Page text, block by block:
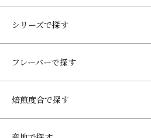
シリーズで探す
フレーバーで探す
焙煎度合で探す